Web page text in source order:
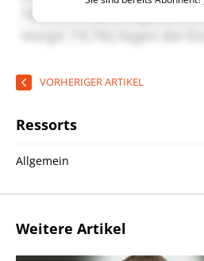
VORHERIGER ARTIKEL
Ressorts
Allgemein
Weitere Artikel